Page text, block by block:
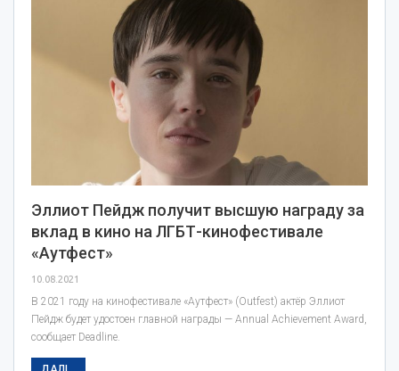
Эллиот Пейдж получит высшую награду за
вклад в кино на ЛГБТ-кинофестивале
«Аутфест»
10.08.2021
В 2021 году на кинофестивале «Аутфест» (Outfest) актёр Эллиот
Пейдж будет удостоен главной награды — Annual Achievement Award,
сообщает Deadline.